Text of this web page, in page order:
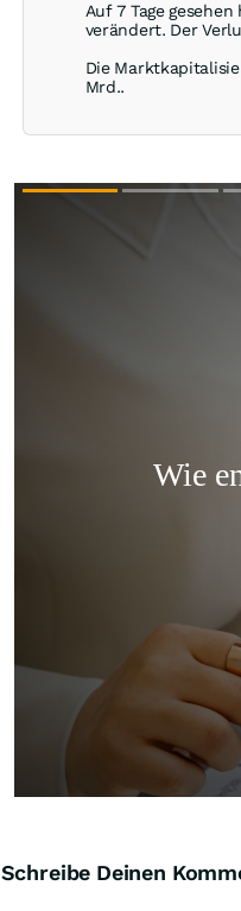
Auf 7 Tage
verändert. Der
Die
Mrd..
Schreibe Deinen